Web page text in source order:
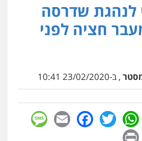
מוחמד סביחאת
תעבורה פשיעה כלכלית
בטחוני צבאי נזיקין
אפרים משרד עורכי דין
צווארון לבן
לנהגת שדרסה
חציה לפני
, ב-23/02/2020 10:41
WhatsApp
Twitter
Facebook
Email